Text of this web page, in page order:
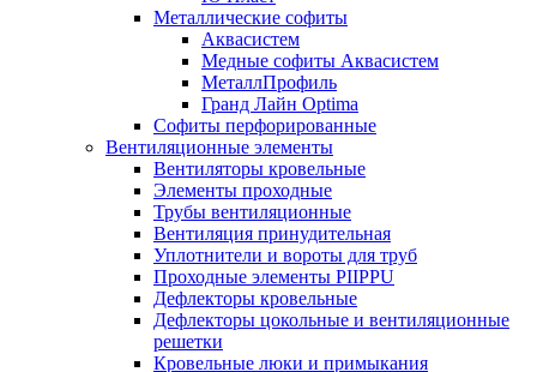
Металлические софиты
Аквасистем
Медные софиты Аквасистем
МеталлПрофиль
Гранд Лайн Optima
Софиты перфорированные
Вентиляционные элементы
Вентиляторы кровельные
Элементы проходные
Трубы вентиляционные
Вентиляция принудительная
Уплотнители и вороты для труб
Проходные элементы PIIPPU
Дефлекторы кровельные
Дефлекторы цокольные и вентиляционные
решетки
Кровельные люки и примыкания